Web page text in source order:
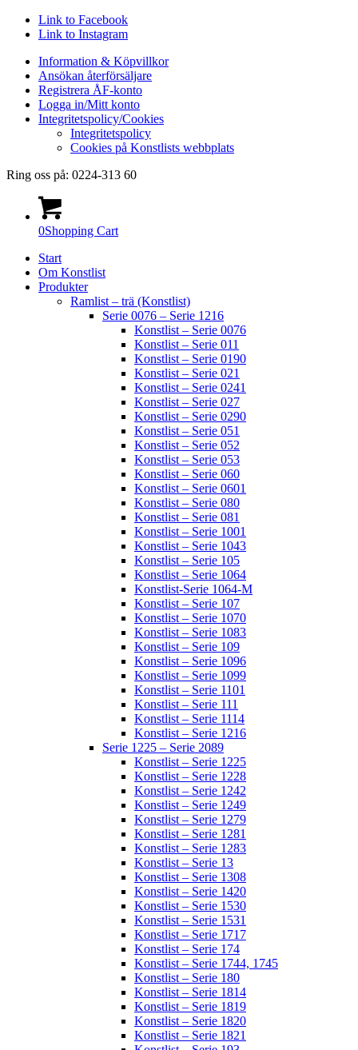
Link to Facebook
Link to Instagram
Information & Köpvillkor
Ansökan återförsäljare
Registrera ÅF-konto
Logga in/Mitt konto
Integritetspolicy/Cookies
Integritetspolicy
Cookies på Konstlists webbplats
Ring oss på: 0224-313 60
0Shopping Cart
Start
Om Konstlist
Produkter
Ramlist – trä (Konstlist)
Serie 0076 – Serie 1216
Konstlist – Serie 0076
Konstlist – Serie 011
Konstlist – Serie 0190
Konstlist – Serie 021
Konstlist – Serie 0241
Konstlist – Serie 027
Konstlist – Serie 0290
Konstlist – Serie 051
Konstlist – Serie 052
Konstlist – Serie 053
Konstlist – Serie 060
Konstlist – Serie 0601
Konstlist – Serie 080
Konstlist – Serie 081
Konstlist – Serie 1001
Konstlist – Serie 1043
Konstlist – Serie 105
Konstlist – Serie 1064
Konstlist-Serie 1064-M
Konstlist – Serie 107
Konstlist – Serie 1070
Konstlist – Serie 1083
Konstlist – Serie 109
Konstlist – Serie 1096
Konstlist – Serie 1099
Konstlist – Serie 1101
Konstlist – Serie 111
Konstlist – Serie 1114
Konstlist – Serie 1216
Serie 1225 – Serie 2089
Konstlist – Serie 1225
Konstlist – Serie 1228
Konstlist – Serie 1242
Konstlist – Serie 1249
Konstlist – Serie 1279
Konstlist – Serie 1281
Konstlist – Serie 1283
Konstlist – Serie 13
Konstlist – Serie 1308
Konstlist – Serie 1420
Konstlist – Serie 1530
Konstlist – Serie 1531
Konstlist – Serie 1717
Konstlist – Serie 174
Konstlist – Serie 1744, 1745
Konstlist – Serie 180
Konstlist – Serie 1814
Konstlist – Serie 1819
Konstlist – Serie 1820
Konstlist – Serie 1821